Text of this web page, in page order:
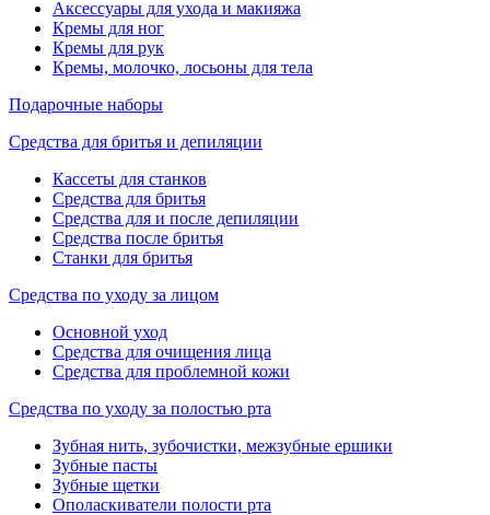
Аксессуары для ухода и макияжа
Кремы для ног
Кремы для рук
Кремы, молочко, лосьоны для тела
Подарочные наборы
Средства для бритья и депиляции
Кассеты для станков
Средства для бритья
Средства для и после депиляции
Средства после бритья
Станки для бритья
Средства по уходу за лицом
Основной уход
Средства для очищения лица
Средства для проблемной кожи
Средства по уходу за полостью рта
Зубная нить, зубочистки, межзубные ершики
Зубные пасты
Зубные щетки
Ополаскиватели полости рта